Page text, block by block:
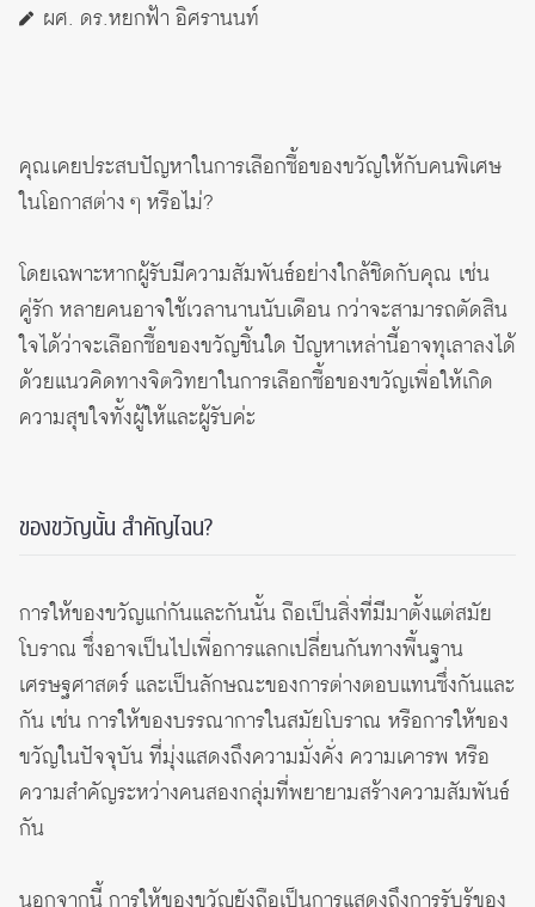
ผศ. ดร.หยกฟ้า อิศรานนท์
คุณเคยประสบปัญหาในการเลือกซื้อของขวัญให้กับคนพิเศษ
ในโอกาสต่าง ๆ หรือไม่?
โดยเฉพาะหากผู้รับมีความสัมพันธ์อย่างใกล้ชิดกับคุณ เช่น
คู่รัก หลายคนอาจใช้เวลานานนับเดือน กว่าจะสามารถตัดสิน
ใจได้ว่าจะเลือกซื้อของขวัญชิ้นใด ปัญหาเหล่านี้อาจทุเลาลงได้
ด้วยแนวคิดทางจิตวิทยาในการเลือกซื้อของขวัญเพื่อให้เกิด
ความสุขใจทั้งผู้ให้และผู้รับค่ะ
ของขวัญนั้น สำคัญไฉน?
การให้ของขวัญแก่กันและกันนั้น ถือเป็นสิ่งที่มีมาตั้งแต่สมัย
โบราณ ซึ่งอาจเป็นไปเพื่อการแลกเปลี่ยนกันทางพื้นฐาน
เศรษฐศาสตร์ และเป็นลักษณะของการต่างตอบแทนซึ่งกันและ
กัน เช่น การให้ของบรรณาการในสมัยโบราณ หรือการให้ของ
ขวัญในปัจจุบัน ที่มุ่งแสดงถึงความมั่งคั่ง ความเคารพ หรือ
ความสำคัญระหว่างคนสองกลุ่มที่พยายามสร้างความสัมพันธ์
กัน
นอกจากนี้ การให้ของขวัญยังถือเป็นการแสดงถึงการรับรู้ของ